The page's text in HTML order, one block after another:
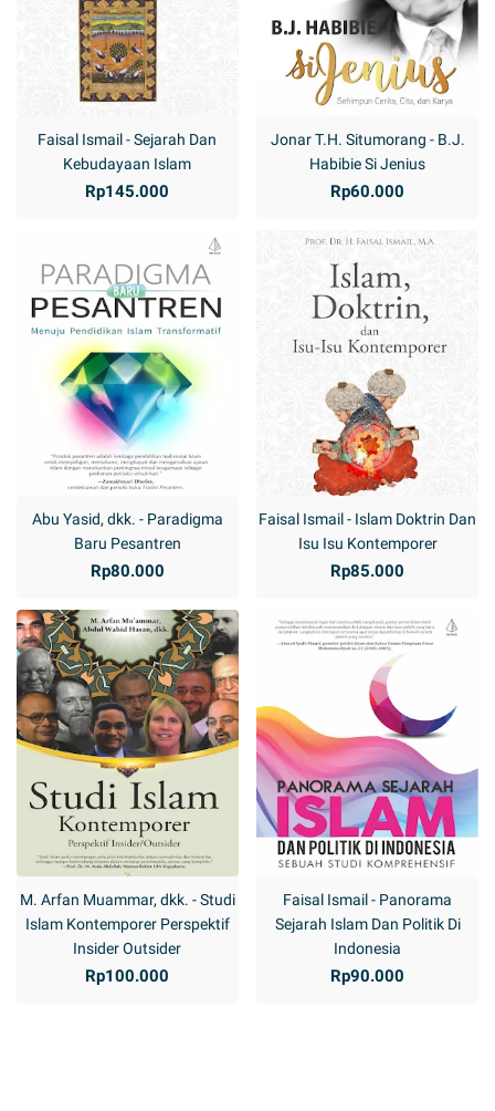
Faisal Ismail - Sejarah Dan
Kebudayaan Islam
Rp145.000
Jonar T.H. Situmorang - B.J.
Habibie Si Jenius
Rp60.000
Abu Yasid, dkk. - Paradigma
Baru Pesantren
Rp80.000
Faisal Ismail - Islam Doktrin Dan
Isu Isu Kontemporer
Rp85.000
M. Arfan Muammar, dkk. - Studi
Islam Kontemporer Perspektif
Insider Outsider
Rp100.000
Faisal Ismail - Panorama
Sejarah Islam Dan Politik Di
Indonesia
Rp90.000